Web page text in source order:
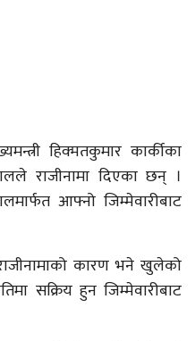
हिक्मतकुमार कार्कीका
राजीनामा दिएका छन् ।
आफ्नो जिम्मेवारीबाट
राजीनामाको कारण भने खुलेको
सक्रिय हुन जिम्मेवारीबाट